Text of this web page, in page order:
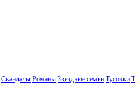
Скандалы Романы Звездные семьи Тусовки